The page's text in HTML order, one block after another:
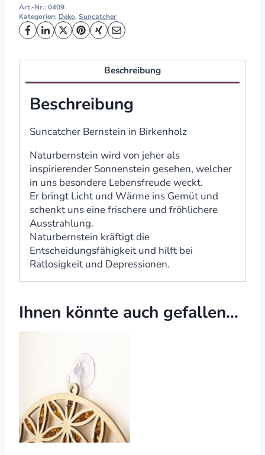
Art.-Nr.:0409
Kategorien: Deko,Suncatcher
Beschreibung
Beschreibung
Suncatcher Bernstein in Birkenholz
Naturbernstein wird von jeher als
inspirierender Sonnenstein gesehen, welcher
in uns besondere Lebensfreude weckt.
Er bringt Licht und Wärme ins Gemüt und
schenkt uns eine frischere und fröhlichere
Ausstrahlung.
Naturbernstein kräftigt die
Entscheidungsfähigkeit und hilft bei
Ratlosigkeit und Depressionen.
Ihnen könnte auch gefallen…